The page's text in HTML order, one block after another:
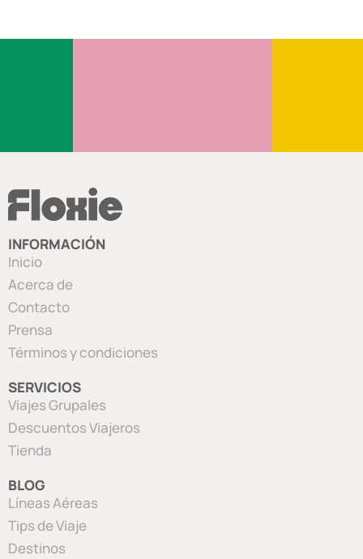
INFORMACIÓN
Inicio
Acerca de
Contacto
Prensa
Términos y condiciones
SERVICIOS
Viajes Grupales
Descuentos Viajeros
Tienda
BLOG
Líneas Aéreas
Tips de Viaje
Destinos